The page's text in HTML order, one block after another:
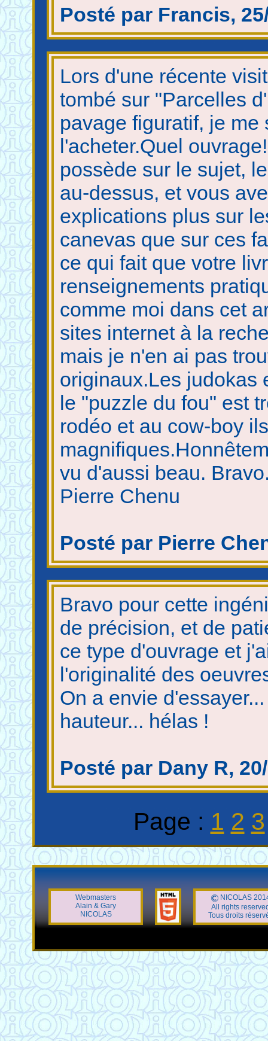
Posté par Francis,
Lors d'une récente
tombé sur "Parcelles
pavage figuratif, je
l'acheter.Quel
possède sur le sujet,
au-dessus, et vous
explications plus sur
canevas que sur ces
ce qui fait que votre
renseignements
comme moi dans cet
sites internet à la
mais je n'en ai pas
originaux.Les judokas
le "puzzle du fou" est
rodéo et au cow-boy
vu d'aussi beau.
Pierre Chenu
Posté par Pierre
Bravo pour cette
de précision, et de
ce type d'ouvrage et
l'originalité des
On a envie
hauteur... hélas !
Posté par Dany R,
Page : 1 2 3
Webmasters
Alain & Gary
NICOLAS
NICOLAS
All rights
Tous droits